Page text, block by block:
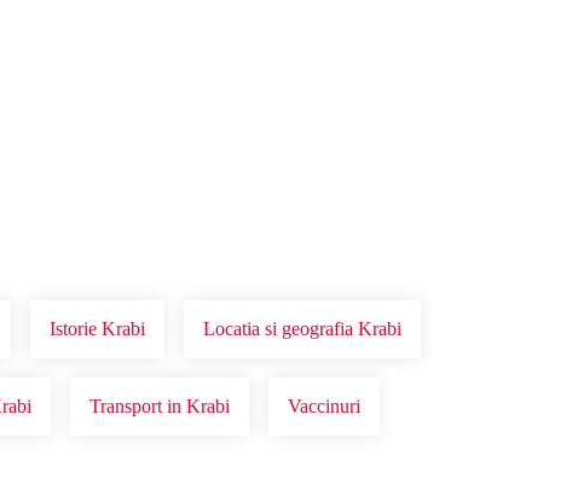
Istorie Krabi Locatia si geografia Krabi
Transport in Krabi Vaccinuri